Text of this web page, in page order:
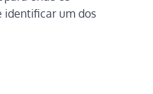
identificar um dos